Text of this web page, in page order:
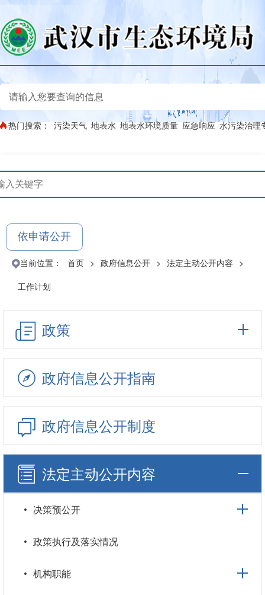
热门搜索： 污染天气 地表水 地表水环境质量 应急响应 水污染治理
依申请公开
当前位置： 首页 > 政府信息公开 > 法定主动公开内容 >
工作计划
政策
政府信息公开指南
政府信息公开制度
法定主动公开内容
决策预公开
政策执行及落实情况
机构职能